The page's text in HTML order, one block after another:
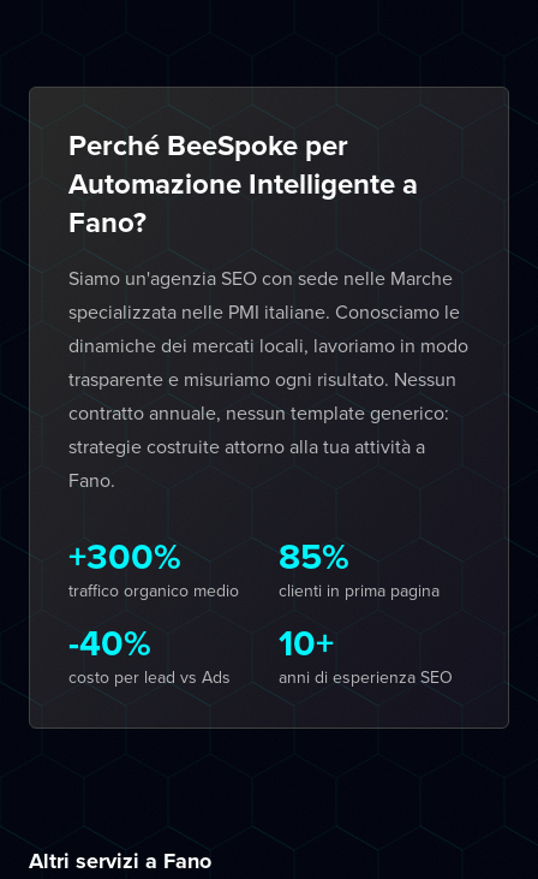
Perché BeeSpoke per
Automazione Intelligente a
Fano?
Siamo un'agenzia SEO con sede nelle Marche
specializzata nelle PMI italiane. Conosciamo le
dinamiche dei mercati locali, lavoriamo in modo
trasparente e misuriamo ogni risultato. Nessun
contratto annuale, nessun template generico:
strategie costruite attorno alla tua attività a
Fano.
+300%
traffico organico medio
85%
clienti in prima pagina
-40%
costo per lead vs Ads
10+
anni di esperienza SEO
Altri servizi a Fano